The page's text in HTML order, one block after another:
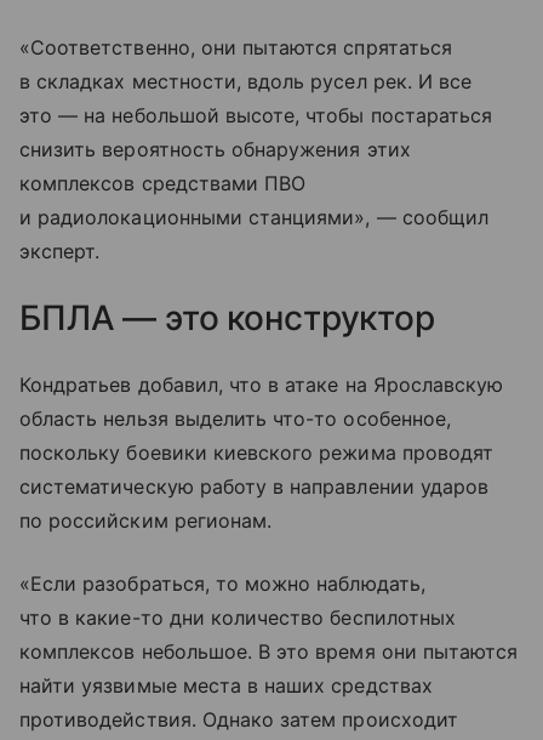
«Соответственно, они пытаются спрятаться
в складках местности, вдоль русел рек. И все
это — на небольшой высоте, чтобы постараться
снизить вероятность обнаружения этих
комплексов средствами ПВО
и радиолокационными станциями», — сообщил
эксперт.
БПЛА — это конструктор
Кондратьев добавил, что в атаке на Ярославскую
область нельзя выделить что-то особенное,
поскольку боевики киевского режима проводят
систематическую работу в направлении ударов
по российским регионам.
«Если разобраться, то можно наблюдать,
что в какие-то дни количество беспилотных
комплексов небольшое. В это время они пытаются
найти уязвимые места в наших средствах
противодействия. Однако затем происходит